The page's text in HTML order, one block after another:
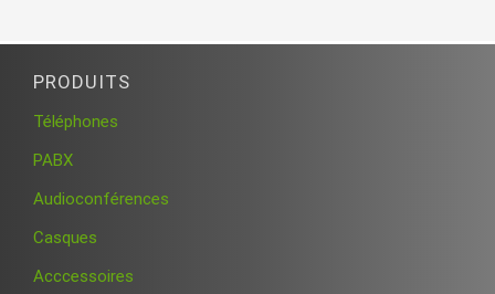
PRODUITS
Téléphones
PABX
Audioconférences
Casques
Acccessoires